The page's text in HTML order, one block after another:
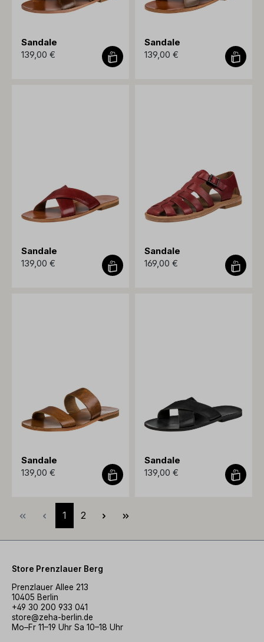
Sandale
139,00 €
Sandale
139,00 €
Sandale
139,00 €
Sandale
169,00 €
Sandale
139,00 €
Sandale
139,00 €
Seite
1 Seite
2
Store Prenzlauer Berg
Prenzlauer Allee 213
10405 Berlin
+49 30 200 933 041
store@zeha-berlin.de
Mo–Fr 11–19 Uhr Sa 10–18 Uhr